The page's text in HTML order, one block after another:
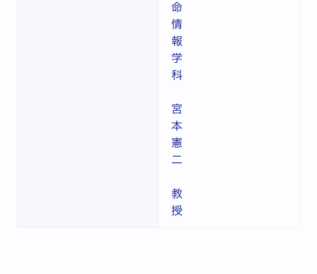
命
情
報
学
科
宮
本
憲
二
教
授